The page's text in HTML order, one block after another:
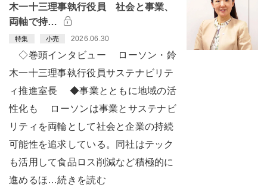
木一十三理事執行役員 社会と事業、
両軸で持…
特集 小売 2026.06.30
◇巻頭インタビュー ローソン・鈴
木一十三理事執行役員サステナビリテ
ィ推進室長 ◆事業とともに地域の活
性化も ローソンは事業とサステナビ
リティを両輪として社会と企業の持続
可能性を追求している。同社はテック
も活用して食品ロス削減など積極的に
進めるほ…続きを読む